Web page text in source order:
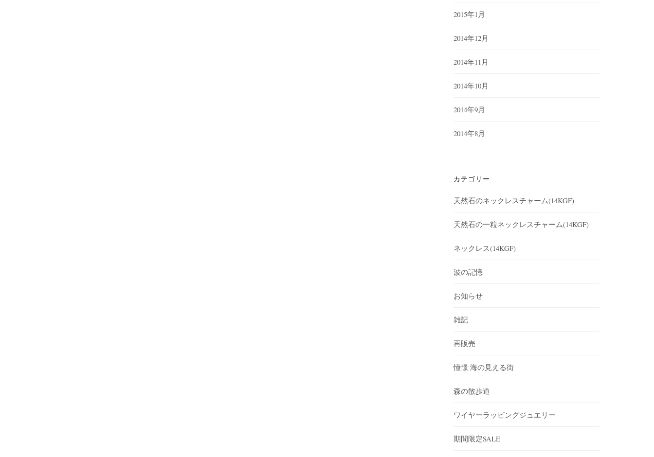
2015年1月
2014年12月
2014年11月
2014年10月
2014年9月
2014年8月
カテゴリー
天然石のネックレスチャーム(14KGF)
天然石の一粒ネックレスチャーム(14KGF)
ネックレス(14KGF)
波の記憶
お知らせ
雑記
再販売
憧憬 海の見える街
森の散歩道
ワイヤーラッピングジュエリー
期間限定SALE